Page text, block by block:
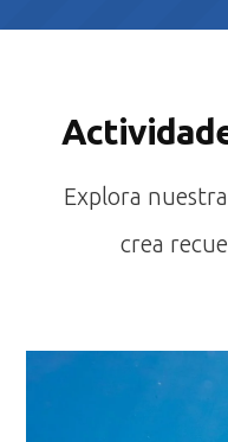
Explora
crea